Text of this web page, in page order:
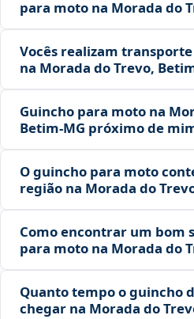
para moto na Morada do
Vocês realizam
na Morada do Trevo,
Guincho para moto na
Betim‑MG próximo de
O guincho para moto
região na Morada do
Como encontrar um bom
para moto na Morada do
Quanto tempo o guincho
chegar na Morada do